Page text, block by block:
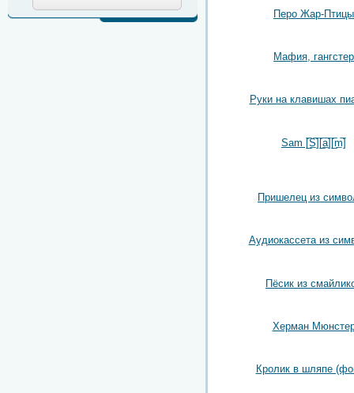
Перо Жар-Птицы
Мафия, гангстер
Руки на клавишах
Sam [̲̅S̲̅][̲̅a̲̅][̲̅m̲̅]
Пришелец из
Аудиокассета из
Пёсик из
Херман
Кролик в шляпе